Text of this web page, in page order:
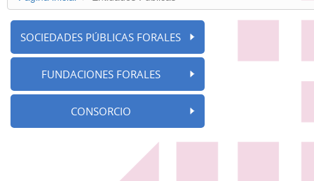
SOCIEDADES PÚBLICAS FORALES
FUNDACIONES FORALES
CONSORCIO